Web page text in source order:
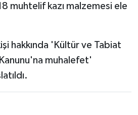
muhtelif kazı malzemesi ele
hakkında 'Kültür ve Tabiat
Kanunu'na muhalefet'